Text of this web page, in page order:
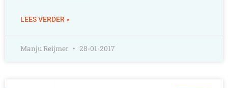
LEES VERDER »
Manju Reijmer 28-01-2017